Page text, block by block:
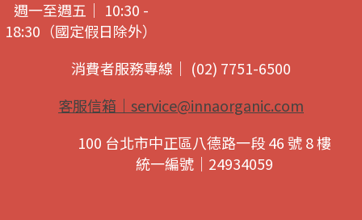
週一至週五｜ 10:30 -
18:30（國定假日除外）
消費者服務專線｜ (02) 7751-6500
客服信箱｜ service@innaorganic.com
100 台北市中正區八德路一段 46 號 8 樓
統一編號｜24934059